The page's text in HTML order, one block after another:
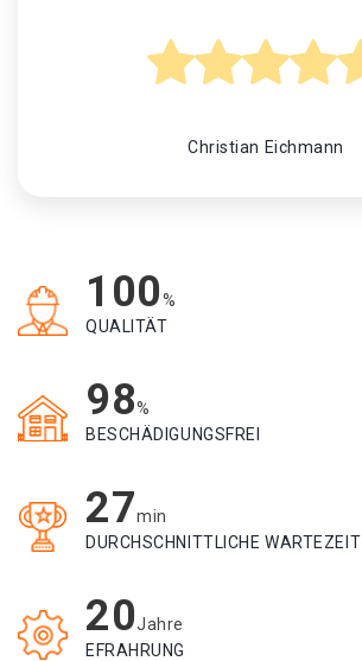
Christian Eichmann
100%
QUALITÄT
98%
BESCHÄDIGUNGSFREI
27min
DURCHSCHNITTLICHE WARTEZEIT
20Jahre
EFRAHRUNG